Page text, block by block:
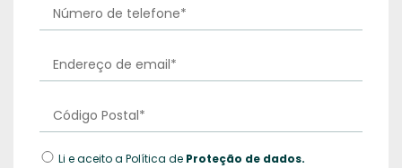
Li e aceito a Política de Proteção de dados.